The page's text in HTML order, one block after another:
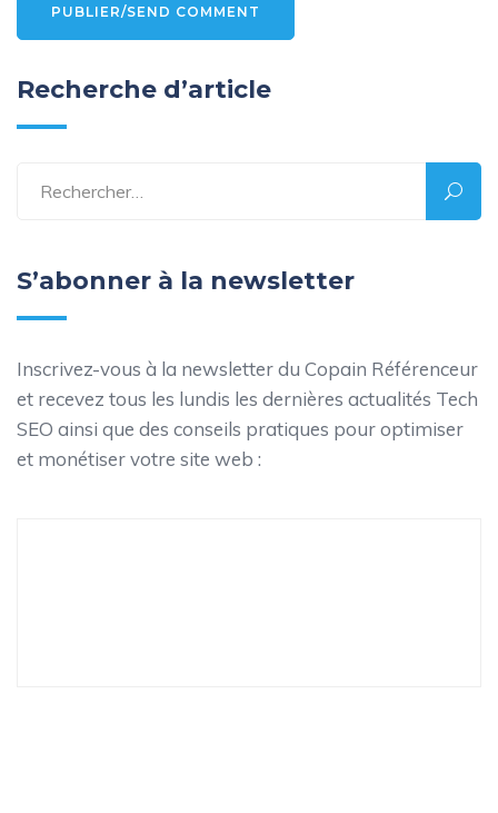
Recherche d’article
S’abonner à la newsletter
Inscrivez-vous à la newsletter du Copain Référenceur
et recevez tous les lundis les dernières actualités Tech
SEO ainsi que des conseils pratiques pour optimiser
et monétiser votre site web :